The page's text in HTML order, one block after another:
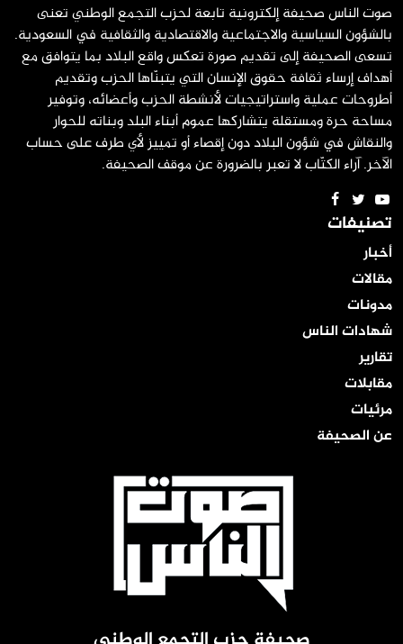
صوت الناس صحيفة إلكترونية تابعة لحزب التجمع الوطني تعنى
بالشؤون السياسية والاجتماعية والاقتصادية والثقافية في السعودية.
تسعى الصحيفة إلى تقديم صورة تعكس واقع البلاد بما يتوافق مع
أهداف إرساء ثقافة حقوق الإنسان التي يتبنّاها الحزب وتقديم
أطروحات عملية واستراتيجيات لأنشطة الحزب وأعضائه، وتوفير
مساحة حرة ومستقلة يتشاركها عموم أبناء البلد وبناته للحوار
والنقاش في شؤون البلاد دون إقصاء أو تمييز لأي طرف على حساب
الآخر. آراء الكتّاب لا تعبر بالضرورة عن موقف الصحيفة.
تصنيفات
أخبار
مقالات
مدونات
شهادات الناس
تقارير
مقابلات
مرئيات
عن الصحيفة